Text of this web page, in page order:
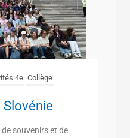
4e Collège
Slovénie
souvenirs et de